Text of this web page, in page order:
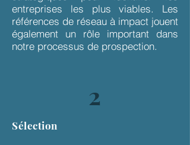
entreprises les plus viables. Les
références de réseau à impact jouent
également un rôle important dans
notre processus de prospection.
2
Sélection